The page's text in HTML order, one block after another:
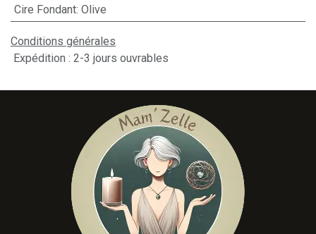
Cire Fondant: Olive
Conditions générales
Expédition : 2-3 jours ouvrables